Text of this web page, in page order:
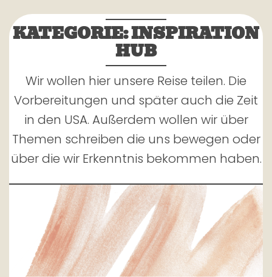
KATEGORIE:INSPIRATION
HUB
Wir wollen hier unsere Reise teilen. Die
Vorbereitungen und später auch die Zeit
in den USA. Außerdem wollen wir über
Themen schreiben die uns bewegen oder
über die wir Erkenntnis bekommen haben.